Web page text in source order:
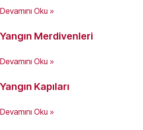
Devamını Oku »
Yangın Merdivenleri
Devamını Oku »
Yangın Kapıları
Devamını Oku »